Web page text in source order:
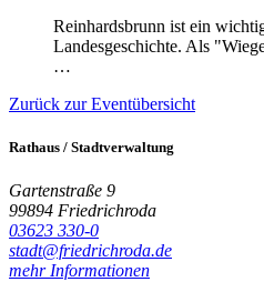
Reinhardsbrunn ist ein
Landesgeschichte. Als
…
Zurück zur Eventübersicht
Rathaus / Stadtverwaltung
Gartenstraße 9
99894 Friedrichroda
03623 330-0
stadt@friedrichroda.de
mehr Informationen